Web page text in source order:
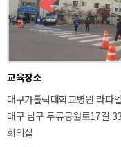
교육장소
대구가톨릭대학교병원 라파
대구 남구 두류공원로17길
회의실